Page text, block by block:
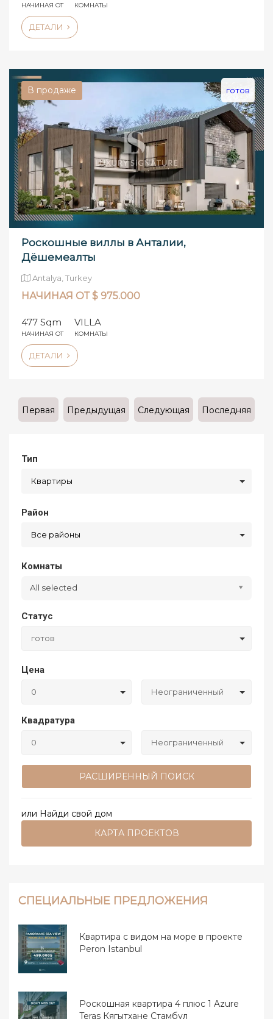
НАЧИНАЯ ОТ КОМНАТЫ
ДЕТАЛИ
В продаже готов
Роскошные виллы в Анталии,
Дёшемеалты
Antalya, Turkey
НАЧИНАЯ ОТ $ 975.000
477 Sqm
НАЧИНАЯ ОТ
VILLA
КОМНАТЫ
ДЕТАЛИ
Первая Предыдущая Следующая Последняя
Тип
Квартиры
Район
Все районы
Комнаты
All selected
Статус
готов
Цена
0 Неограниченный
Квадратура
0 Неограниченный
РАСШИРЕННЫЙ ПОИСК
или Найди свой дом
КАРТА ПРОЕКТОВ
СПЕЦИАЛЬНЫЕ ПРЕДЛОЖЕНИЯ
Квартира с видом на море в проекте
Peron Istanbul
Роскошная квартира 4 плюс 1 Azure
Teras Кягытхане Стамбул